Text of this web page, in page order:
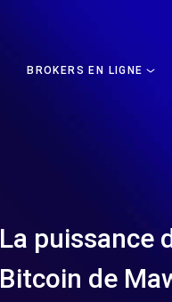
BROKERS EN LIGNE
La puissance
Bitcoin de